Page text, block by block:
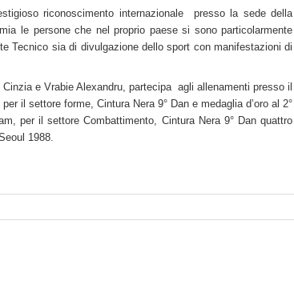
riconoscimento internazionale presso la sede della
le persone che nel proprio paese si sono particolarmente
Tecnico sia di divulgazione dello sport con manifestazioni di
e Vrabie Alexandru, partecipa agli allenamenti presso il
il settore forme, Cintura Nera 9° Dan e medaglia d’oro al 2°
per il settore Combattimento, Cintura Nera 9° Dan quattro
1988.